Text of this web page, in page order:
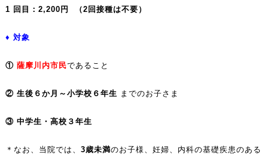
1 回目：2,200円 （2回接種は不要）
♦ 対象
① 薩摩川内市民であること
② 生後６か月～小学校６年生 までのお子さま
③ 中学生・高校３年生
＊なお、当院では、 3歳未満のお子様、妊婦、内科の基礎疾患のある